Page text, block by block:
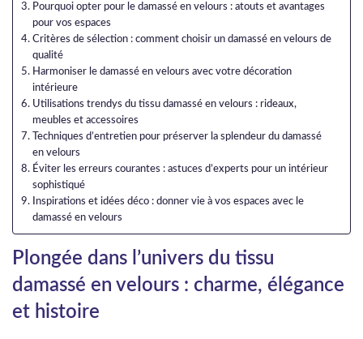
Pourquoi opter pour le damassé en velours : atouts et avantages
pour vos espaces
Critères de sélection : comment choisir un damassé en velours de
qualité
Harmoniser le damassé en velours avec votre décoration
intérieure
Utilisations trendys du tissu damassé en velours : rideaux,
meubles et accessoires
Techniques d’entretien pour préserver la splendeur du damassé
en velours
Éviter les erreurs courantes : astuces d’experts pour un intérieur
sophistiqué
Inspirations et idées déco : donner vie à vos espaces avec le
damassé en velours
Plongée dans l’univers du tissu
damassé en velours : charme, élégance
et histoire